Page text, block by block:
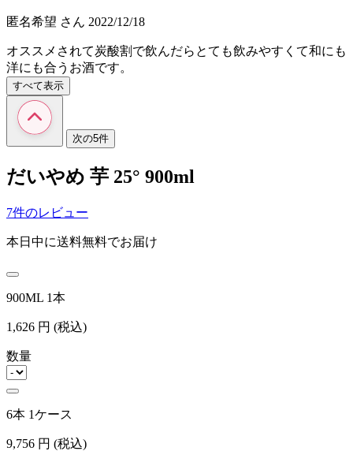
匿名希望 さん 2022/12/18
オススメされて炭酸割で飲んだらとても飲みやすくて和にも
洋にも合うお酒です。
すべて表示
次の5件
だいやめ 芋 25° 900ml
7件のレビュー
本日中に送料無料でお届け
900ML 1本
1,626 円 (税込)
数量
6本 1ケース
9,756 円 (税込)